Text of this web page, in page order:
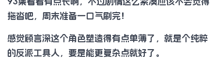
拖沓吧，周末准备一口气刷完！
感觉顾言深这个角色塑造得有点单薄了，就是个纯粹
的反派工具人，要是能更复杂点就好了。